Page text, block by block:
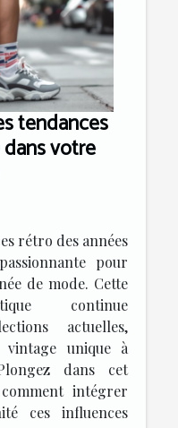
tendances
votre
rétro des années
pour
de mode. Cette
continue
actuelles,
unique à
dans cet
intégrer
ces influences